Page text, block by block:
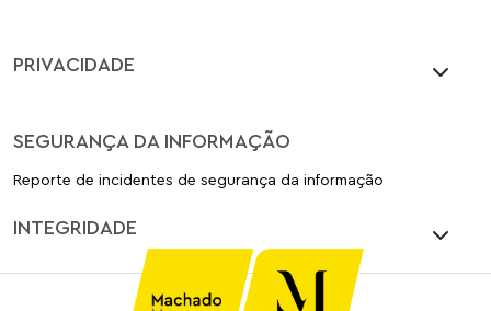
PRIVACIDADE
SEGURANÇA DA INFORMAÇÃO
Reporte de incidentes de segurança da informação
INTEGRIDADE